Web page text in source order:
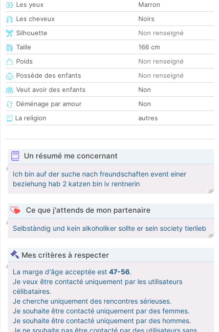
Les yeux
Marron
Les cheveux
Noirs
Silhouette
Non renseigné
Taille
166 cm
Poids
Non renseigné
Possède des enfants
Non renseigné
Veut avoir des enfants
Non
Déménage par amour
Non
La religion
autres
Un résumé me concernant
Ich bin auf der suche nach freundschaften event einer
beziehung hab 2 katzen bin iv rentnerin
Ce que j'attends de mon partenaire
Selbstàndig und kein alkoholiker sollte er sein society tierlieb
Mes critères à respecter
La marge d'âge acceptée est 47-56.
Je veux être contacté uniquement par les utilisateurs
célibataires.
Je cherche uniquement des rencontres sérieuses.
Je souhaite être contacté uniquement par des femmes.
Je souhaite être contacté uniquement par des hommes.